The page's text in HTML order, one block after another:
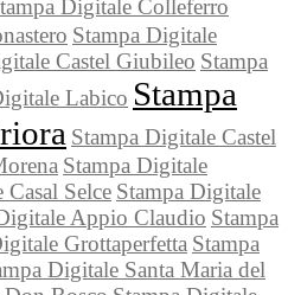
Digitale Colleferro
Stampa Digitale
Castel Giubileo Stampa
Labico Stampa
Stampa Digitale Castel
Stampa Digitale
Selce Stampa Digitale
Appio Claudio Stampa
Grottaperfetta Stampa
Digitale Santa Maria del